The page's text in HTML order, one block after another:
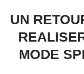
UN
MODE